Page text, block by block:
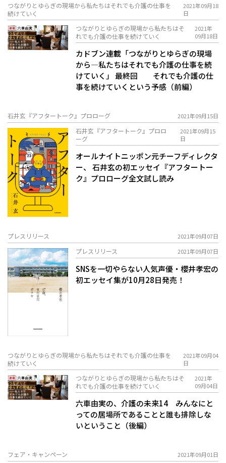
つながりとゆらぎの現場から――私たちはそれでも介護の仕事を
続けていく
2021年09月18
日
つながりとゆらぎの現場から――私たちはそ
れでも介護の仕事を続けていく
2021年
09月18日
カドブン連載「つながりとゆらぎの現場
から―私たちはそれでも介護の仕事を続
けていく」 最終回 それでも介護の仕
事を続けていくという予感（前編）
石井玄『アフタートーク』プロローグ 2021年09月15日
石井玄『アフタートーク』プロロ
ーグ
2021年09月15
日
オールナイトニッポン元チーフディレクタ
ー、 石井玄の初エッセイ『アフタートー
ク』プロローグ全文試し読み
プレスリリース 2021年09月07日
プレスリリース 2021年09月07日
SNSを一切やらない人気声優・櫻井孝宏の
初エッセイ集が10月28日発売！
つながりとゆらぎの現場から――私たちはそれでも介護の仕事を
続けていく
2021年09月04
日
つながりとゆらぎの現場から――私たちはそ
れでも介護の仕事を続けていく
2021年
09月04日
六車由実の、介護の未来14 みんなにと
っての居場所であることと誰も排除しな
いということ（後編）
フェア・キャンペーン 2021年09月01日